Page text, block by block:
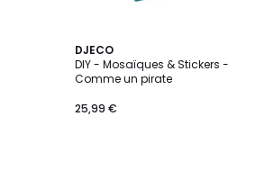
DJECO
DIY - Mosaïques & Stickers -
Comme un pirate
25,99 €